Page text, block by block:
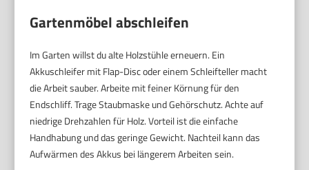
Gartenmöbel abschleifen
Im Garten willst du alte Holzstühle erneuern. Ein
Akkuschleifer mit Flap-Disc oder einem Schleifteller macht
die Arbeit sauber. Arbeite mit feiner Körnung für den
Endschliff. Trage Staubmaske und Gehörschutz. Achte auf
niedrige Drehzahlen für Holz. Vorteil ist die einfache
Handhabung und das geringe Gewicht. Nachteil kann das
Aufwärmen des Akkus bei längerem Arbeiten sein.